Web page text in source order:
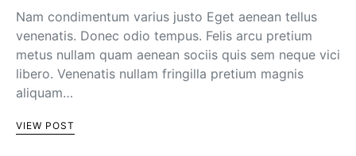
Nam condimentum varius justo Eget aenean tellus
venenatis. Donec odio tempus. Felis arcu pretium
metus nullam quam aenean sociis quis sem neque vici
libero. Venenatis nullam fringilla pretium magnis
aliquam…
VIEW POST